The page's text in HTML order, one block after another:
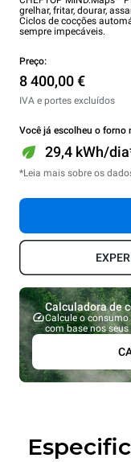
grelhar, fritar, dourar,
Ciclos de cocções
sempre impecáveis.
Preço:
8 400,00 €
IVA e portes excluídos
Você já escolheu o forno
29,4 kWh/
*Leia mais sobre os
Calculadora de
Calcule o
com base nos